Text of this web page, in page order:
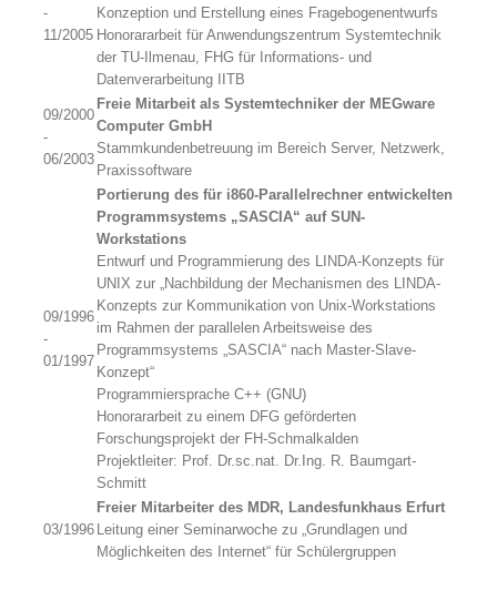
-
11/2005
Konzeption und Erstellung eines Fragebogenentwurfs
Honorararbeit für Anwendungszentrum Systemtechnik
der TU-Ilmenau, FHG für Informations- und
Datenverarbeitung IITB
09/2000
-
06/2003
Freie Mitarbeit als Systemtechniker der MEGware
Computer GmbH
Stammkundenbetreuung im Bereich Server, Netzwerk,
Praxissoftware
09/1996
-
01/1997
Portierung des für i860-Parallelrechner entwickelten
Programmsystems „SASCIA“ auf SUN-
Workstations
Entwurf und Programmierung des LINDA-Konzepts für
UNIX zur „Nachbildung der Mechanismen des LINDA-
Konzepts zur Kommunikation von Unix-Workstations
im Rahmen der parallelen Arbeitsweise des
Programmsystems „SASCIA“ nach Master-Slave-
Konzept“
Programmiersprache C++ (GNU)
Honorararbeit zu einem DFG geförderten
Forschungsprojekt der FH-Schmalkalden
Projektleiter: Prof. Dr.sc.nat. Dr.Ing. R. Baumgart-
Schmitt
03/1996
Freier Mitarbeiter des MDR, Landesfunkhaus Erfurt
Leitung einer Seminarwoche zu „Grundlagen und
Möglichkeiten des Internet“ für Schülergruppen